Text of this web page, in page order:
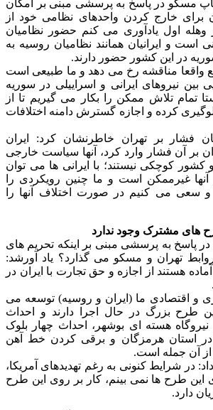
مسکو در پاسخ به پرسشی مبنی بر امکان
برای خارج کردن واحدهای نظامی خود از
وهله اول یادآوری می کنم حضور نظامیان
است و ایرانیان همانند نظامیان روسیه به
در این کشور حضور دارند.
واقعا مناقشه رخ می دهد و ما طبیعی است
بین نیروهای ایرانی و اسراییلی در سوریه
تمام تلاش ممکن را بکار می گیریم تا از
کرده و اجازه گسترش دامنه اختلافات
فشار بر تهران خاطرنشان کرد: ایران
بر آن فشار وارد کرد، آنها سیاست خارجی
کشور کوچکی نیستند؛ با ایرانی ها می توان
غیرممکن است و ما چنین رویکردی را
و سعی می کنیم در صورت اختلاف آنها را
های مشترک وجود ندارد
پاسخ به پرسشی مبنی بر اینکه تحریم های
روابط تهران و مسکو می گذارد؟ یاد آورشد:
آماده هستند از اجازه و حق تجارت با ایران در
و اقتصادی ما (ایران و روسیه) توسعه می
طرح بزرگ در حال اجرا دارند و احداث
هسته ای بوشهر، احداث چهار بلوک
در استان هرمزگان و برقی کردن خط آهن
از آن جمله است.
در شرایط کنونی به رغم تهدیدهای آمریکا،
این طرح ها نمی بینم، کار بر روی این طرح
دارد.